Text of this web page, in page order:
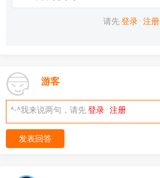
请先登录 · 注册
游客
^-^我来说两句，请先登录 · 注册
发表回答